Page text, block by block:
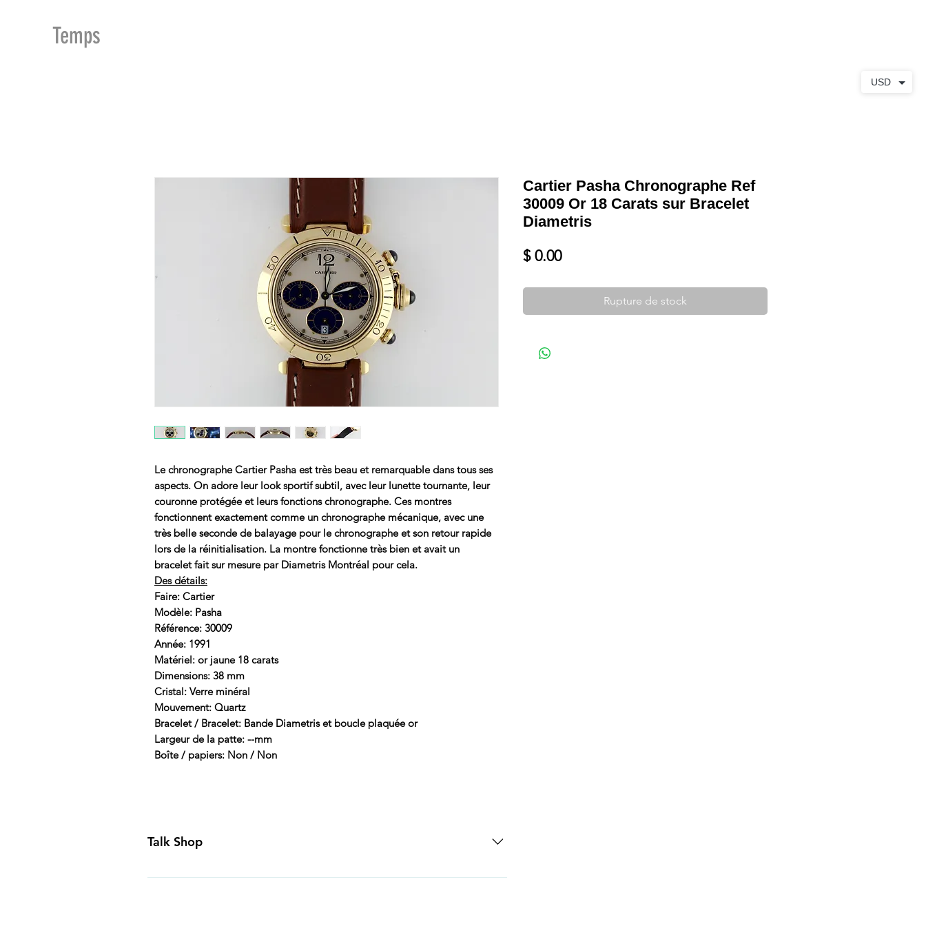
Temps
Le chronographe Cartier Pasha est très beau et remarquable dans tous ses
aspects. On adore leur look sportif subtil, avec leur lunette tournante, leur
couronne protégée et leurs fonctions chronographe. Ces montres
fonctionnent exactement comme un chronographe mécanique, avec une
très belle seconde de balayage pour le chronographe et son retour rapide
lors de la réinitialisation. La montre fonctionne très bien et avait un
bracelet fait sur mesure par Diametris Montréal pour cela.
Des détails:
Faire: Cartier
Modèle: Pasha
Référence: 30009
Année: 1991
Matériel: or jaune 18 carats
Dimensions: 38 mm
Cristal: Verre minéral
Mouvement: Quartz
Bracelet / Bracelet: Bande Diametris et boucle plaquée or
Largeur de la patte: --mm
Boîte / papiers: Non / Non
Cartier Pasha Chronographe Ref
30009 Or 18 Carats sur Bracelet
Diametris
$ 0.00Prix
Rupture de stock
Talk Shop
All our prices are displayed in USD Each individual piece comes with a 5-
USD